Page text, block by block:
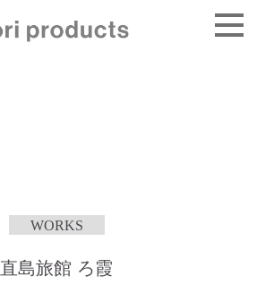
WORKS
直島旅館 ろ霞